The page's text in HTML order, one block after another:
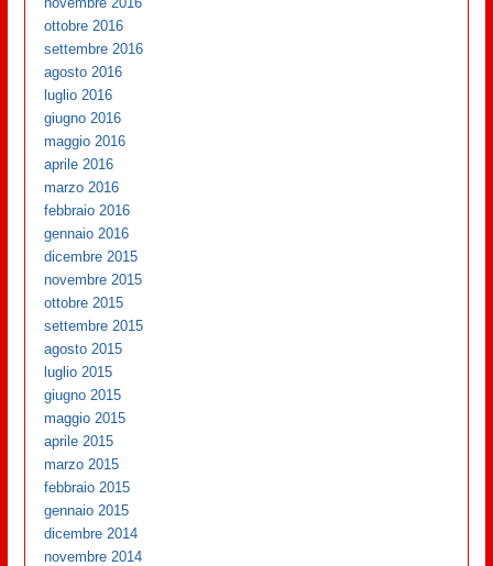
ottobre 2016
settembre 2016
agosto 2016
luglio 2016
giugno 2016
maggio 2016
aprile 2016
marzo 2016
febbraio 2016
gennaio 2016
dicembre 2015
novembre 2015
ottobre 2015
settembre 2015
agosto 2015
luglio 2015
giugno 2015
maggio 2015
aprile 2015
marzo 2015
febbraio 2015
gennaio 2015
dicembre 2014
novembre 2014